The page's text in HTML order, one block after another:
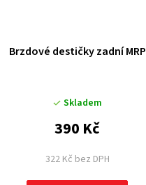
Brzdové destičky zadní MRP
Skladem
322 Kč bez DPH
390 Kč